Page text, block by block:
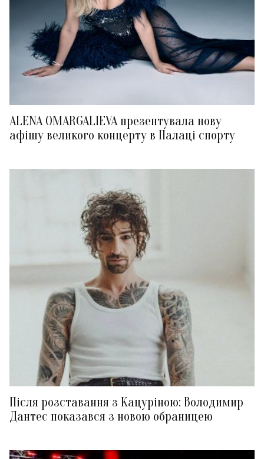
ALENA OMARGALIEVA презентувала нову
афішу великого концерту в Палаці спорту
Після розставання з Кацуріною: Володимир
Дантес показався з новою обраницею